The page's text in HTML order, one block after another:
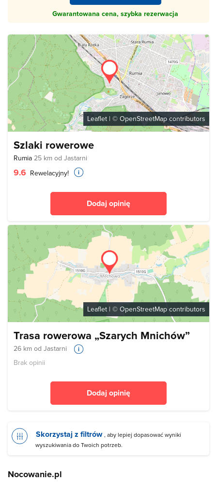
Gwarantowana cena, szybka rezerwacja
Leaflet | © OpenStreetMap contributors
Szlaki rowerowe
Rumia 25 km od Jastarni
9.6 Rewelacyjny!
Dodaj opinię
Leaflet | © OpenStreetMap contributors
Trasa rowerowa „Szarych Mnichów”
26 km od Jastarni
Brak opinii
Dodaj opinię
Skorzystaj z filtrów , aby lepiej dopasować wyniki
wyszukiwania do Twoich potrzeb.
Nocowanie.pl